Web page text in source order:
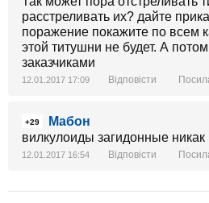
расстреливать их? дайте
поражение покажите по всем
этой титушни не будет. А
заказчиками
12.01.2017 17:09 Відповісти
+29
Мабон
вилкулоиды загидонные никак
12.01.2017 16:54 Відповісти